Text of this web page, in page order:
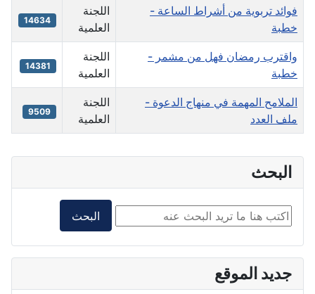
فوائد تربوية من أشراط الساعة -
خطبة
اللجنة
العلمية
14634
واقترب رمضان فهل من مشمر -
خطبة
اللجنة
العلمية
14381
الملامح المهمة في منهاج الدعوة -
ملف العدد
اللجنة
العلمية
9509
البحث
البحث داخل الموقع2
البحث
جديد الموقع